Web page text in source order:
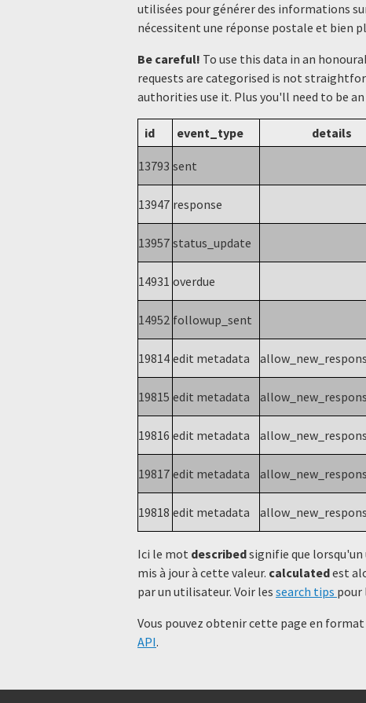
utilisées pour générer des informations
nécessitent une réponse postale et bien
Be careful! To use this data in an
requests are categorised is not
authorities use it. Plus you'll need to be
id event_type details
13793 sent
13947 response
13957 status_update
14931 overdue
14952 followup_sent
19814 edit metadata
19815 edit metadata
19816 edit metadata
19817 edit metadata
19818 edit metadata
Ici le mot describedsignifie que
mis à jour à cette valeur. calculatedest
par un utilisateur. Voir les search tips pour
Vous pouvez obtenir cette page en
API.